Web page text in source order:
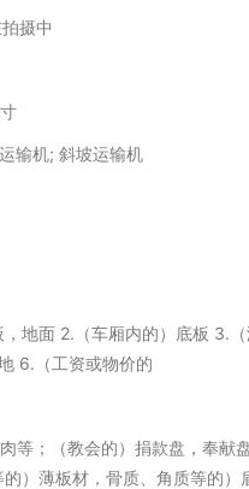
摄中
输机; 斜坡运输机
地面 2.（车厢内的）底板 3.
6.（工资或物价的
等；（教会的）捐款盘，奉献
）薄板材，骨质、角质等的）